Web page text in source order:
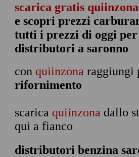
scarica gratis quiinzona
e scopri prezzi
tutti i prezzi di oggi per
distributori a saronno
con quiinzona raggiungi
rifornimento
scarica quiinzona dallo
qui a fianco
distributori benzina